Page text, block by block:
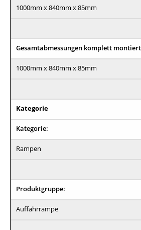
1000mm x 840mm x 85mm
Gesamtabmessungen komplett montiert
1000mm x 840mm x 85mm
Kategorie
Kategorie:
Rampen
Produktgruppe:
Auffahrrampe